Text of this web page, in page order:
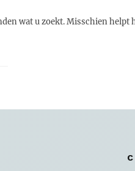
wat u zoekt. Misschien helpt